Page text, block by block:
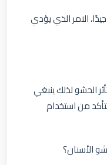
الامر الذي يؤدي
الحشو لذلك ينبغي
من استخدام
الأسنان؟